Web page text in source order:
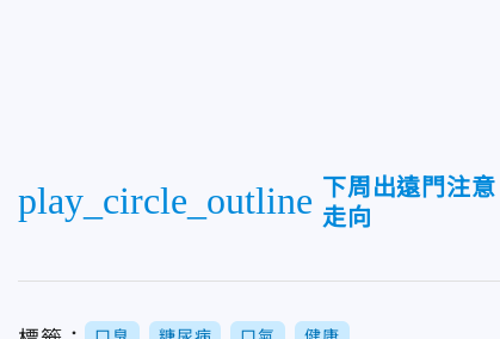
play_circle_outline 下周出遠門注
走向